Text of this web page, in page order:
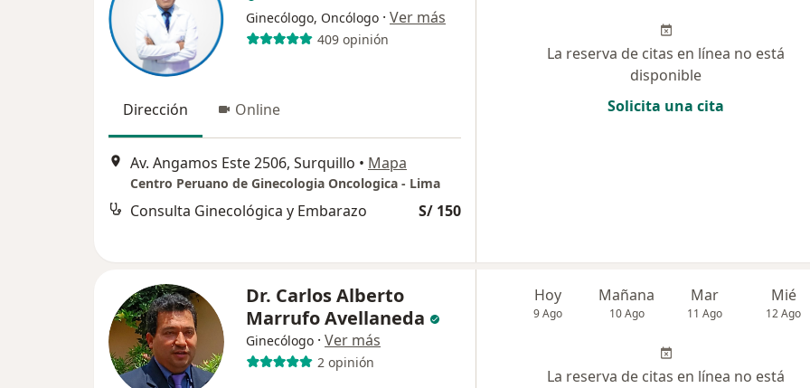
Ginecólogo, Oncólogo · Ver más
409 opinión
Dirección Online
Av. Angamos Este 2506, Surquillo • Mapa
Centro Peruano de Ginecologia Oncologica - Lima
Consulta Ginecológica y Embarazo S/ 150
La reserva de citas en línea no está
disponible
Solicita una cita
Dr. Carlos Alberto
Marrufo Avellaneda
Ginecólogo · Ver más
2 opinión
Hoy
9 Ago
Mañana
10 Ago
Mar
11 Ago
Mié
12 Ago
La reserva de citas en línea no está